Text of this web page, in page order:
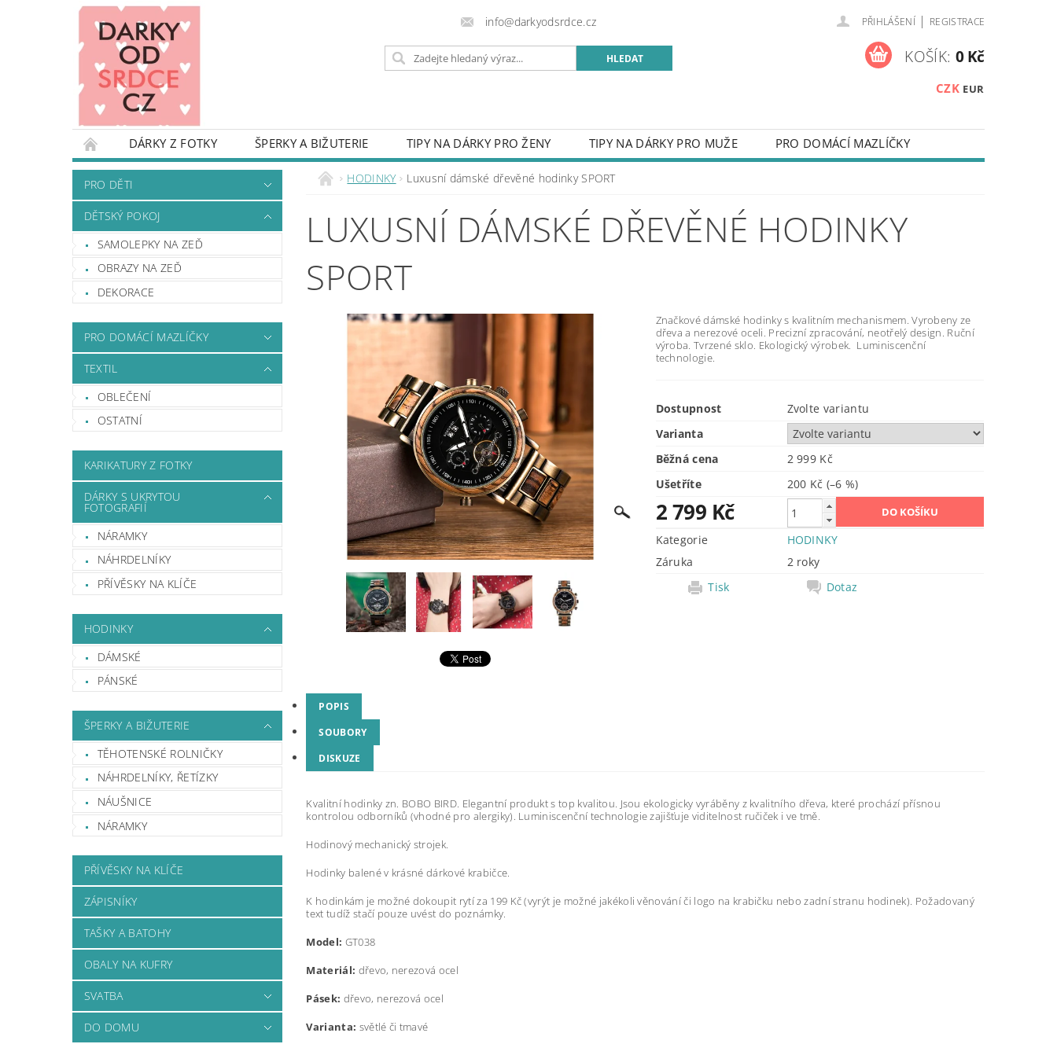
info@darkyodsrdce.cz PŘIHLÁŠENÍ | REGISTRACE
CZK EUR
KOŠÍK: 0 Kč
DÁRKY Z FOTKY ŠPERKY A BIŽUTERIE TIPY NA DÁRKY PRO ŽENY TIPY NA DÁRKY PRO MUŽE
PRO DOMÁCÍ MAZLÍČKY
PRO DĚTI
DĚTSKÝ POKOJ KARIKATURY Z FOTKY HODINKY OBLEČENÍ
TAŠKY A BATOHY
OBALY NA KUFRY
DEKORACE A REKVIZITY NA OSLAVU
DŘEVĚNÉ MOTÝLKY RUČNĚ VYRÁBĚNÉ VÝROBKY
OBALY NA MOBILNÍ TELEFONY
DÁRKY S NÁPADEM - INSPIRUJ SE
PODMÍNKY OCHRANY OSOBNÍCH ÚDAJŮ
OBCHODNÍ PODMÍNKY
PRO DĚTI
DĚTSKÝ POKOJ
SAMOLEPKY NA ZEĎ
OBRAZY NA ZEĎ
DEKORACE
PRO DOMÁCÍ MAZLÍČKY
TEXTIL
OBLEČENÍ
OSTATNÍ
KARIKATURY Z FOTKY
DÁRKY S UKRYTOU
FOTOGRAFIÍ
NÁRAMKY
NÁHRDELNÍKY
PŘÍVĚSKY NA KLÍČE
HODINKY
DÁMSKÉ
PÁNSKÉ
ŠPERKY A BIŽUTERIE
TĚHOTENSKÉ ROLNIČKY
NÁHRDELNÍKY, ŘETÍZKY
NÁUŠNICE
NÁRAMKY
PŘÍVĚSKY NA KLÍČE
ZÁPISNÍKY
TAŠKY A BATOHY
OBALY NA KUFRY
SVATBA
DO DOMU
HODINKY Luxusní dámské dřevěné hodinky SPORT
LUXUSNÍ DÁMSKÉ DŘEVĚNÉ HODINKY
SPORT
Značkové dámské hodinky s kvalitním mechanismem. Vyrobeny ze
dřeva a nerezové oceli. Precizní zpracování, neotřelý design. Ruční
výroba. Tvrzené sklo. Ekologický výrobek. Luminiscenční
technologie.
Dostupnost
Zvolte variantu
Varianta
Běžná cena
2 999 Kč
Ušetříte
200 Kč (–6 %)
2 799 Kč
Kategorie
HODINKY
Záruka
2 roky
Tisk
Dotaz
POPIS
SOUBORY
DISKUZE
Kvalitní hodinky zn. BOBO BIRD. Elegantní produkt s top kvalitou. Jsou ekologicky vyráběny z kvalitního dřeva, které prochází přísnou
kontrolou odborníků (vhodné pro alergiky). Luminiscenční technologie zajišťuje viditelnost ručiček i ve tmě.
Hodinový mechanický strojek.
Hodinky balené v krásné dárkové krabičce.
K hodinkám je možné dokoupit rytí za 199 Kč (vyrýt je možné jakékoli věnování či logo na krabičku nebo zadní stranu hodinek). Požadovaný
text tudíž stačí pouze uvést do poznámky.
Model: GT038
Materiál: dřevo, nerezová ocel
Pásek: dřevo, nerezová ocel
Varianta: světlé či tmavé